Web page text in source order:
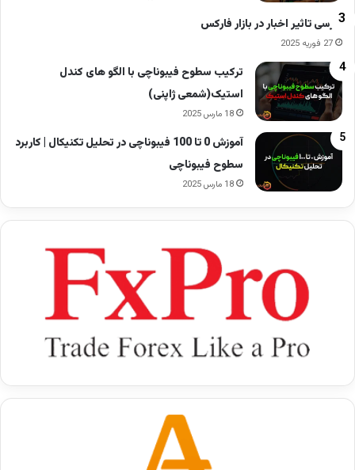
بررسی تاثیر اخبار در بازار فارکس
27 فوریه 2025
ترکیب سطوح فیبوناچی با الگو های کندل
استیک(شمعی ژاپنی)
18 مارس 2025
آموزش 0 تا 100 فیبوناچی در تحلیل تکنیکال | کاربرد
سطوح فیبوناچی
18 مارس 2025